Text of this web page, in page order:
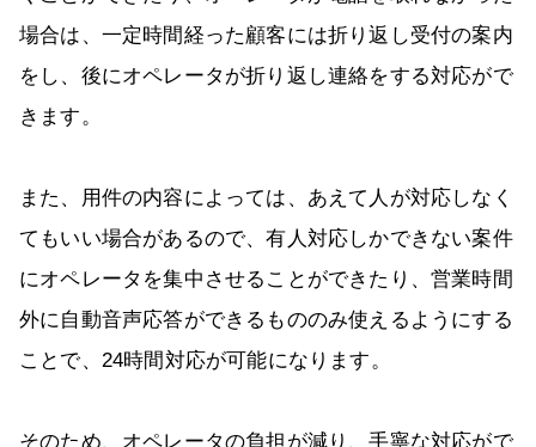
場合は、一定時間経った顧客には折り返し受付の案内
をし、後にオペレータが折り返し連絡をする対応がで
きます。
また、用件の内容によっては、あえて人が対応しなく
てもいい場合があるので、有人対応しかできない案件
にオペレータを集中させることができたり、営業時間
外に自動音声応答ができるもののみ使えるようにする
ことで、24時間対応が可能になります。
そのため、オペレータの負担が減り、手寧な対応がで